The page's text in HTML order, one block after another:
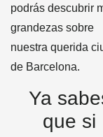
podrás descubrir
grandezas sobre
nuestra querida
de Barcelona.
Ya
que si